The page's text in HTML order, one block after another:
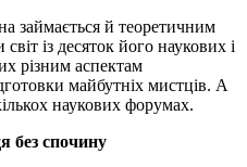
займається й теоретичним
із десяток його наукових і
різним аспектам
майбутніх мистців. А
наукових форумах.
без спочину